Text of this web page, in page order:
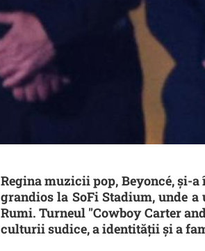
Regina muzicii pop, Beyoncé, și-
grandios la SoFi Stadium, unde
Rumi. Turneul "Cowboy Carter
culturii sudice, a identității și a